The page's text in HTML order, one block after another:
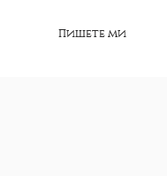
Пишете ми